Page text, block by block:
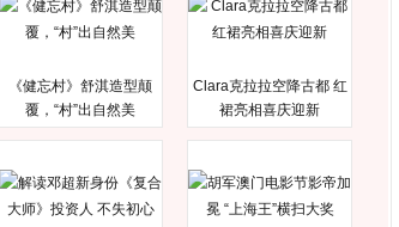
《健忘村》舒淇造型颠
覆，“村”出自然美
Clara克拉拉空降古都 红
裙亮相喜庆迎新